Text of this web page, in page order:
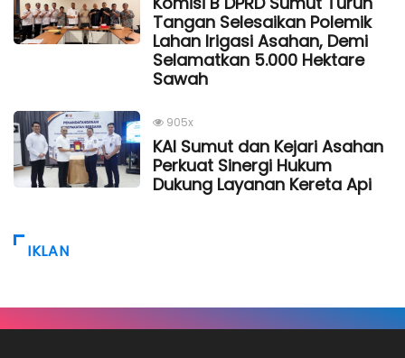
Tangan Selesaikan Polemik
Lahan Irigasi Asahan, Demi
Selamatkan 5.000 Hektare
Sawah
905x
KAI Sumut dan Kejari Asahan
Perkuat Sinergi Hukum
Dukung Layanan Kereta Api
IKLAN